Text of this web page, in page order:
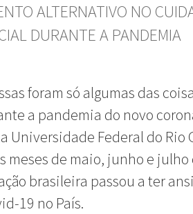
ALTERNATIVO NO
DURANTE A PANDEMIA
foram só algumas das
a pandemia do novo
Universidade Federal do Rio
meses de maio, junho e
brasileira passou a ter
19 no País.